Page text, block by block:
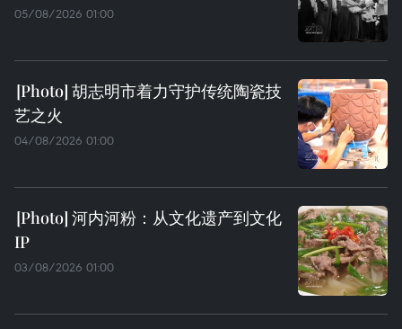
05/08/2026 01:00
胡志明市着力守护传统陶瓷技
艺之火
04/08/2026 01:00
河内河粉：从文化遗产到文化
IP
03/08/2026 01:00